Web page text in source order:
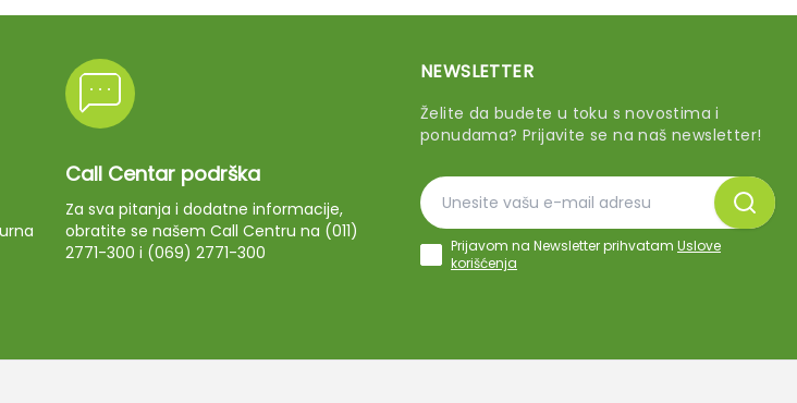
Call Centar podrška
Za sva pitanja i dodatne informacije,
obratite se našem Call Centru na (011)
2771-300 i (069) 2771-300
NEWSLETTER
Želite da budete u toku s novostima i
ponudama? Prijavite se na naš newsletter!
Prijavom na Newsletter prihvatam Uslove
korišćenja